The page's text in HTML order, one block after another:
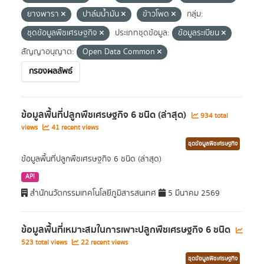
ยางพารา
ปาล์มน้ำมัน ข้าวโพด
กลุ่ม:
ชุดข้อมูลพืชเศรษฐกิจ
ประเภทชุดข้อมูล:
ข้อมูลระเบียน
สัญญาอนุญาต:
Open Data Common
กรองผลลัพธ์
ข้อมูลพื้นที่ปลูกพืชเศรษฐกิจ 6 ชนิด (ล่าสุด)
934 total
views
41 recent views
ชุดข้อมูลพืชเศรษฐกิจ
ข้อมูลพื้นที่ปลูกพืชเศรษฐกิจ 6 ชนิด (ล่าสุด)
API
สำนักนวัตกรรมเทคโนโลยีภูมิสารสนเทศ 5 มีนาคม 2569
ข้อมูลพื้นที่เหมาะสมในการเพาะปลูกพืชเศรษฐกิจ 6 ชนิด
523 total views 22 recent views
ชุดข้อมูลพืชเศรษฐกิจ